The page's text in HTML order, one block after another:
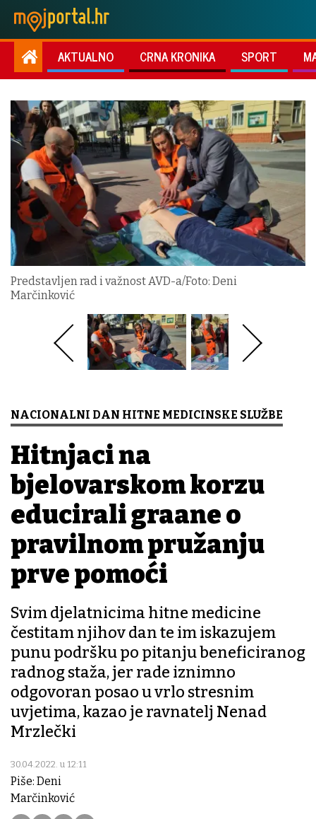
AKTUALNO CRNA KRONIKA SPORT
Predstavljen rad i važnost AVD-a/Foto: Deni
Marčinković
NACIONALNI DAN HITNE MEDICINSKE SLUŽBE
Hitnjaci na
bjelovarskom korzu
educirali građane o
pravilnom pružanju
prve pomoći
Svim djelatnicima hitne medicine
čestitam njihov dan te im iskazujem
punu podršku po pitanju beneficiranog
radnog staža, jer rade iznimno
odgovoran posao u vrlo stresnim
uvjetima, kazao je ravnatelj Nenad
Mrzlečki
30.04.2022. u 12:11
Piše: Deni
Marčinković